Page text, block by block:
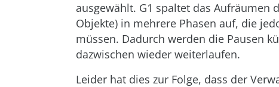
ausgewählt. G1 spaltet das Aufräumen
Objekte) in mehrere Phasen auf, die
müssen. Dadurch werden die Pausen
dazwischen wieder weiterlaufen.
Leider hat dies zur Folge, dass der